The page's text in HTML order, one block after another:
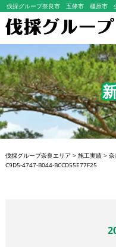
伐採グループ奈良市 五條市 橿原市
伐採グループ奈良エリア > 施工実績> 奈
C9D5-4747-B044-BCCD55E77F25